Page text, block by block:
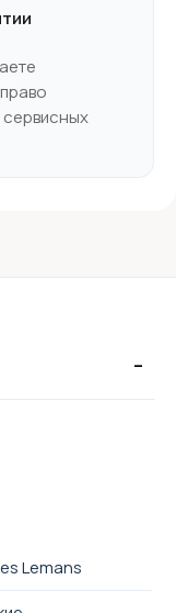
-
Lemans